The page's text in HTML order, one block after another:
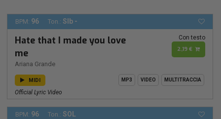
BPM: 96 Ton.: SIb -
Hate that I made you love
me
Ariana Grande
Con testo
2,19 €
MIDI MP3 VIDEO MULTITRACCIA
Official Lyric Video
BPM: 96 Ton.: SOL